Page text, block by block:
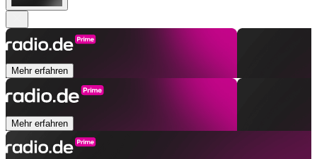
Mehr erfahren
Mehr erfahren